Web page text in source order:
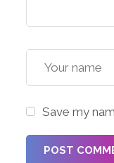
Save my
POST